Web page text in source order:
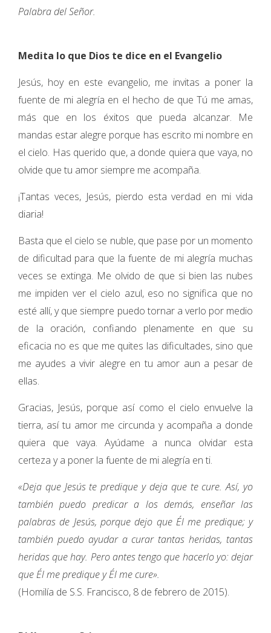
Palabra del Señor.
Medita lo que Dios te dice en el Evangelio
Jesús, hoy en este evangelio, me invitas a poner la
fuente de mi alegría en el hecho de que Tú me amas,
más que en los éxitos que pueda alcanzar. Me
mandas estar alegre porque has escrito mi nombre en
el cielo. Has querido que, a donde quiera que vaya, no
olvide que tu amor siempre me acompaña.
¡Tantas veces, Jesús, pierdo esta verdad en mi vida
diaria!
Basta que el cielo se nuble, que pase por un momento
de dificultad para que la fuente de mi alegría muchas
veces se extinga. Me olvido de que si bien las nubes
me impiden ver el cielo azul, eso no significa que no
esté allí, y que siempre puedo tornar a verlo por medio
de la oración, confiando plenamente en que su
eficacia no es que me quites las dificultades, sino que
me ayudes a vivir alegre en tu amor aun a pesar de
ellas.
Gracias, Jesús, porque así como el cielo envuelve la
tierra, así tu amor me circunda y acompaña a donde
quiera que vaya. Ayúdame a nunca olvidar esta
certeza y a poner la fuente de mi alegría en ti.
«Deja que Jesús te predique y deja que te cure. Así, yo
también puedo predicar a los demás, enseñar las
palabras de Jesús, porque dejo que Él me predique; y
también puedo ayudar a curar tantas heridas, tantas
heridas que hay. Pero antes tengo que hacerlo yo: dejar
que Él me predique y Él me cure».
(Homilía de S.S. Francisco, 8 de febrero de 2015).